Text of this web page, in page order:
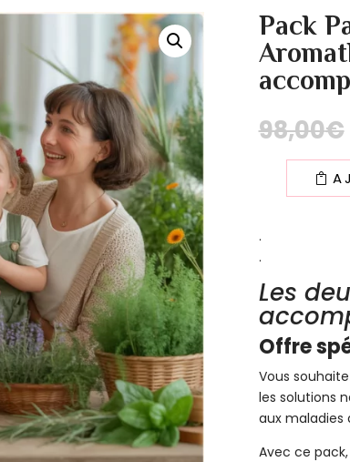
Pack
98,00€
.
.
Les
Offre
Vous
les solutions
aux maladies
Avec ce